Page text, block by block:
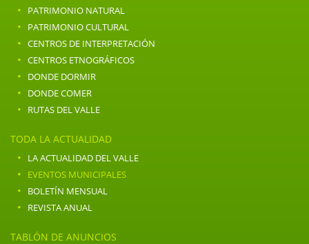
· PATRIMONIO NATURAL
· PATRIMONIO CULTURAL
· CENTROS DE INTERPRETACIÓN
· CENTROS ETNOGRÁFICOS
· DONDE DORMIR
· DONDE COMER
· RUTAS DEL VALLE
TODA LA ACTUALIDAD
· LA ACTUALIDAD DEL VALLE
· EVENTOS MUNICIPALES
· BOLETÍN MENSUAL
· REVISTA ANUAL
TABLÓN DE ANUNCIOS